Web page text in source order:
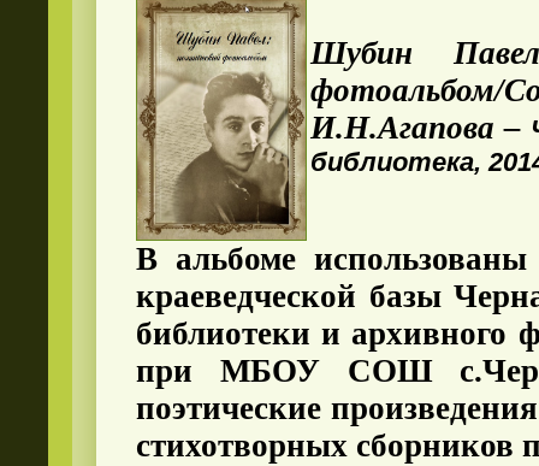
Шубин
фотоальбом/
И.Н.Агапова –
библиотека,
В альбоме
краеведческой базы
библиотеки и архивного
при МБОУ СОШ
поэтические
стихотворных сборников